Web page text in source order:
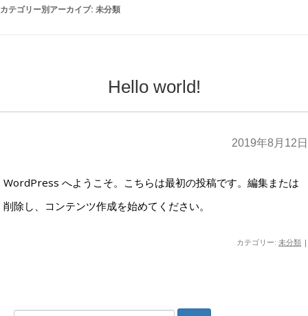
カテゴリー別アーカイブ: 未分類
Hello world!
2019年8月12日
WordPress へようこそ。こちらは最初の投稿です。編集または
削除し、コンテンツ作成を始めてください。
カテゴリー: 未分類 |